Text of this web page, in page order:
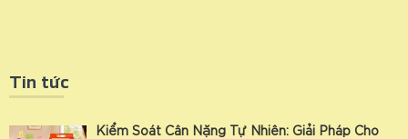
Tin tức
Kiểm Soát Cân Nặng Tự Nhiên: Giải Pháp Cho